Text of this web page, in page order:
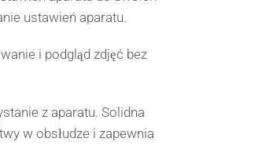
ustawień aparatu.
i podgląd zdjęć bez
z aparatu. Solidna
w obsłudze i zapewnia